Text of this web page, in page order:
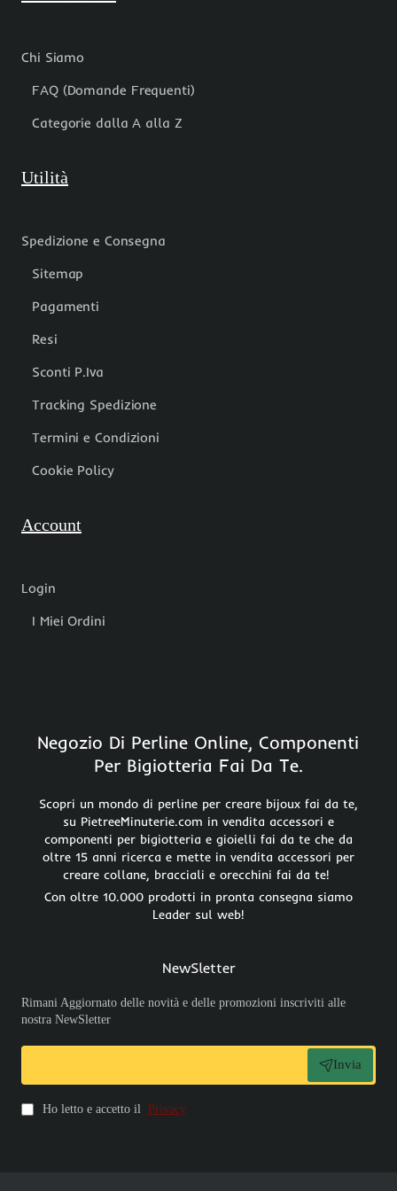
Chi Siamo
FAQ (Domande Frequenti)
Categorie dalla A alla Z
Utilità
Spedizione e Consegna
Sitemap
Pagamenti
Resi
Sconti P.Iva
Tracking Spedizione
Termini e Condizioni
Cookie Policy
Account
Login
I Miei Ordini
Negozio Di Perline Online, Componenti
Per Bigiotteria Fai Da Te.
Scopri un mondo di perline per creare bijoux fai da te,
su PietreeMinuterie.com in vendita accessori e
componenti per bigiotteria e gioielli fai da te che da
oltre 15 anni ricerca e mette in vendita accessori per
creare collane, bracciali e orecchini fai da te!
Con oltre 10.000 prodotti in pronta consegna siamo
Leader sul web!
NewSletter
Rimani Aggiornato delle novità e delle promozioni inscriviti alle
nostra NewSletter
Invia
Ho letto e accetto il Privacy